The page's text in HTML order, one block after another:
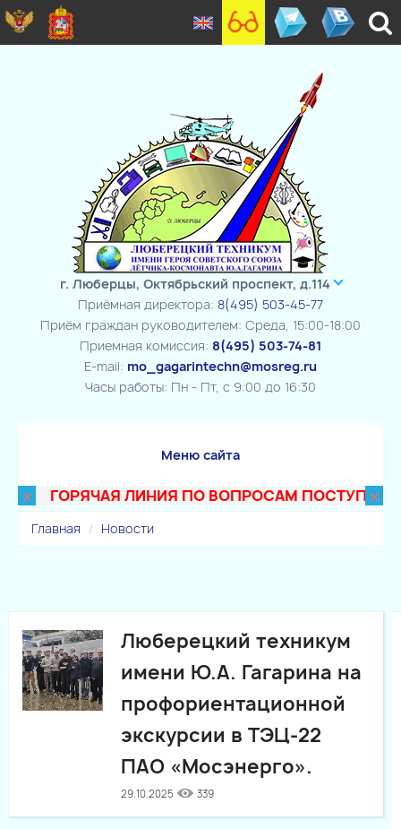
г. Люберцы, Октябрьский проспект, д.114
Приёмная директора: 8(495) 503-45-77
Приём граждан руководителем: Среда, 15:00-18:00
Приемная комиссия: 8(495) 503-74-81
E-mail: mo_gagarintechn@mosreg.ru
Часы работы: Пн - Пт, с 9:00 до 16:30
Меню сайта
× ГОРЯЧАЯ ЛИНИЯ ПО ВОПРОСАМ ×
Главная Новости
Люберецкий техникум
имени Ю.А. Гагарина на
профориентационной
экскурсии в ТЭЦ-22
ПАО «Мосэнерго».
29.10.2025 339